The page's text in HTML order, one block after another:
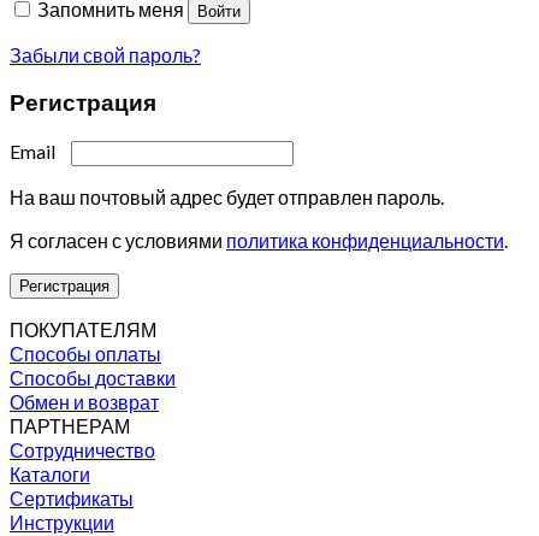
Запомнить меня
Войти
Забыли свой пароль?
Регистрация
Email
На ваш почтовый адрес будет отправлен пароль.
Я согласен с условиями политика конфиденциальности.
Регистрация
ПОКУПАТЕЛЯМ
Способы оплаты
Способы доставки
Обмен и возврат
ПАРТНЕРАМ
Сотрудничество
Каталоги
Сертификаты
Инструкции